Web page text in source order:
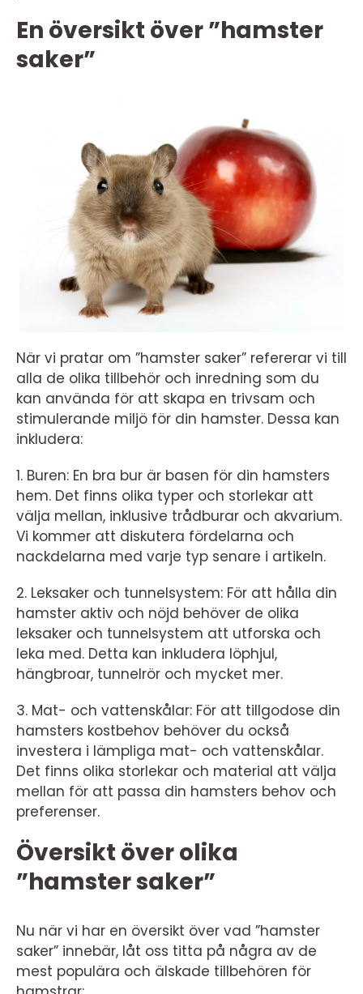
En översikt över ”hamster
saker”
När vi pratar om ”hamster saker” refererar vi till
alla de olika tillbehör och inredning som du
kan använda för att skapa en trivsam och
stimulerande miljö för din hamster. Dessa kan
inkludera:
1. Buren: En bra bur är basen för din hamsters
hem. Det finns olika typer och storlekar att
välja mellan, inklusive trådburar och akvarium.
Vi kommer att diskutera fördelarna och
nackdelarna med varje typ senare i artikeln.
2. Leksaker och tunnelsystem: För att hålla din
hamster aktiv och nöjd behöver de olika
leksaker och tunnelsystem att utforska och
leka med. Detta kan inkludera löphjul,
hängbroar, tunnelrör och mycket mer.
3. Mat- och vattenskålar: För att tillgodose din
hamsters kostbehov behöver du också
investera i lämpliga mat- och vattenskålar.
Det finns olika storlekar och material att välja
mellan för att passa din hamsters behov och
preferenser.
Översikt över olika
”hamster saker”
Nu när vi har en översikt över vad ”hamster
saker” innebär, låt oss titta på några av de
mest populära och älskade tillbehören för